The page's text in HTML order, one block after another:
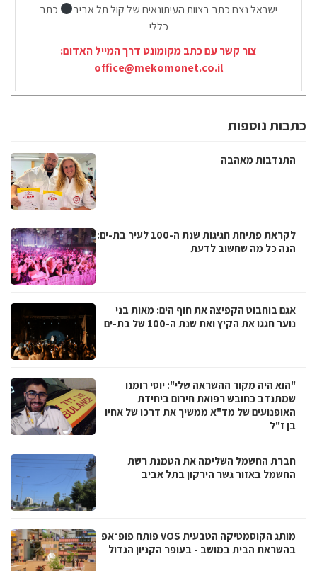
ישראל נצח כתב בצוות העיתונאים של קול תל אביב
כתב
כללי
צור קשר עם כתב מקומונט דרך המייל האדום:
office@mekomonet.co.il
כתבות נוספות
התנדבות מאהבה
לקראת פתיחת חגיגות שנת ה-100 לעיר בת-ים:
הנה כל מה שחשוב לדעת
אגם בוחבוט הקפיצה את חוף הים: מאות בני
נוער חגגו את הקיץ ואת שנת ה-100 של בת-ים
"הוא היה מקור ההשראה שלי": יוסי רומנו
שמתנדב כחובש רפואת חירום ביחידת
האופנועים של מד"א ממשיך את דרכו של אחיו
בן ז"ל
חברת החשמל השלימה את הטמנת רשת
החשמל באזור גשר הירקון בתל אביב
מותג הקוסמטיקה הטבעית VOS פותח פופ־אפ
בהשראת הבית במושב - בעופר הקניון הגדול